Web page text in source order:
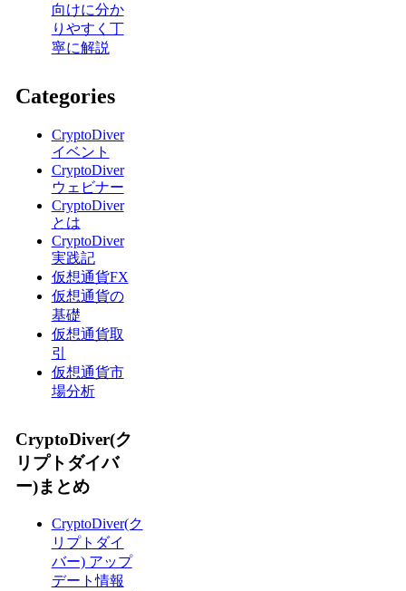
向けに分か
りやすく丁
寧に解説
Categories
CryptoDiver
イベント
CryptoDiver
ウェビナー
CryptoDiver
とは
CryptoDiver
実践記
仮想通貨FX
仮想通貨の
基礎
仮想通貨取
引
仮想通貨市
場分析
CryptoDiver(ク
リプトダイバ
ー)まとめ
CryptoDiver(ク
リプトダイ
バー) アップ
デート情報